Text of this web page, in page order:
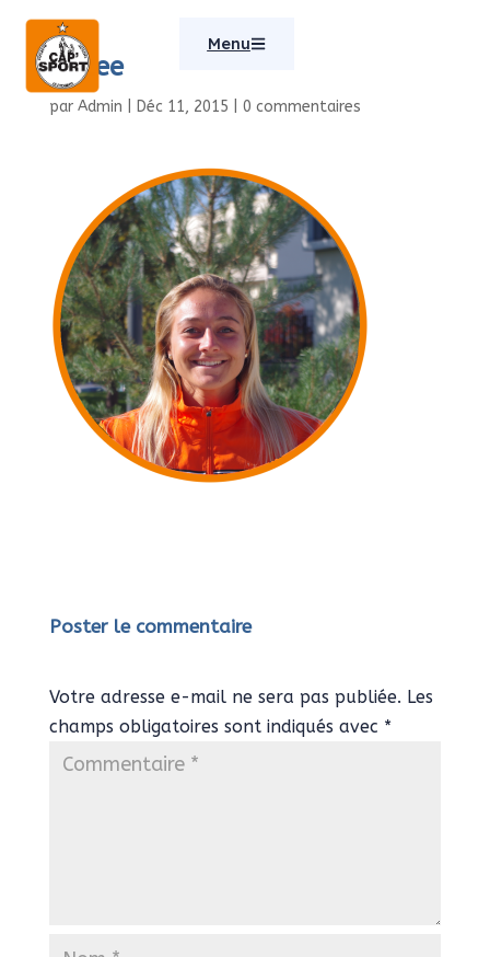
Menu
Alizee
par Admin Déc 11, 2015 0 commentaires
Poster le commentaire
Votre adresse e-mail ne sera pas publiée. Les
champs obligatoires sont indiqués avec *